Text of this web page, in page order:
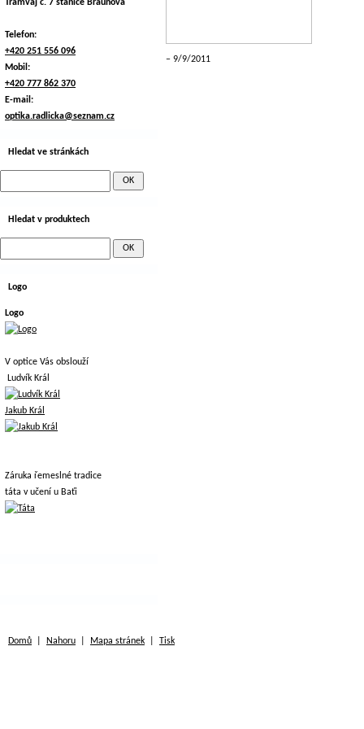
9/9/2011
Tramvaj č. 7 stanice Braunova
Telefon:
+420 251 556 096
Mobil:
+420 777 862 370
E-mail:
optika.radlicka@seznam.cz
Hledat ve stránkách
Hledat v produktech
Logo
Logo
V optice Vás obslouží
Ludvík Král
Jakub Král
Záruka řemeslné tradice
táta v učení u Baťi
Domů Nahoru Mapa stránek Tisk